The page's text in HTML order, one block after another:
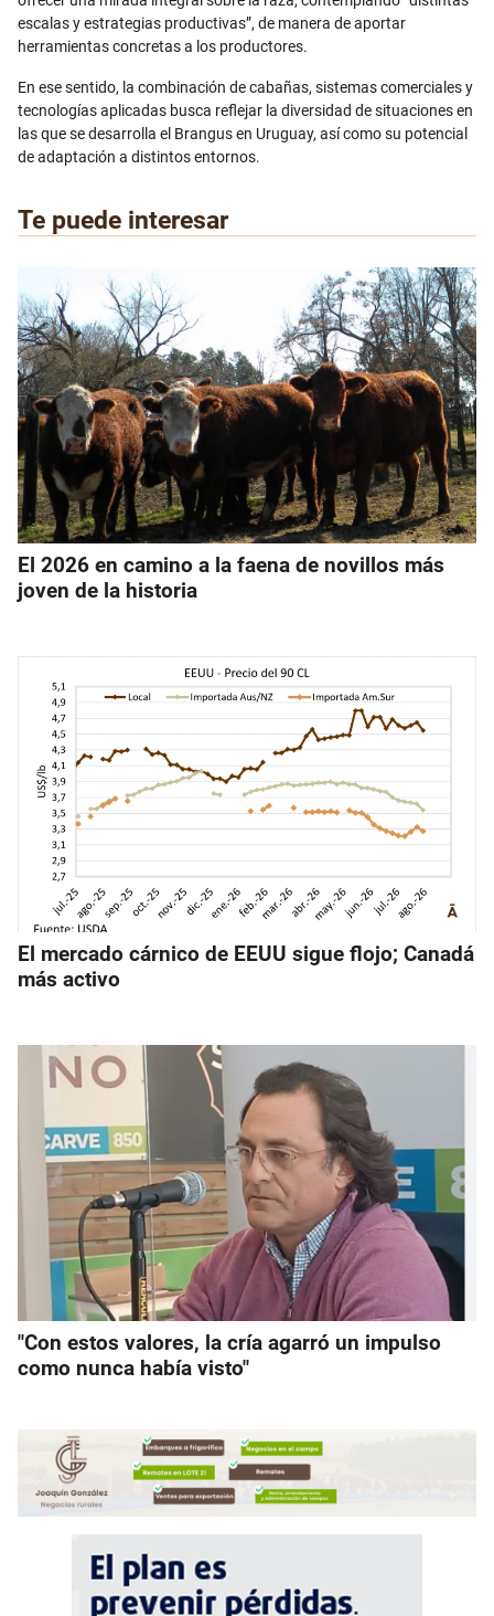
escalas y estrategias productivas”, de manera de aportar
herramientas concretas a los productores.
En ese sentido, la combinación de cabañas, sistemas comerciales y
tecnologías aplicadas busca reflejar la diversidad de situaciones en
las que se desarrolla el Brangus en Uruguay, así como su potencial
de adaptación a distintos entornos.
Te puede interesar
El 2026 en camino a la faena de novillos más
joven de la historia
El mercado cárnico de EEUU sigue flojo; Canadá
más activo
"Con estos valores, la cría agarró un impulso
como nunca había visto"